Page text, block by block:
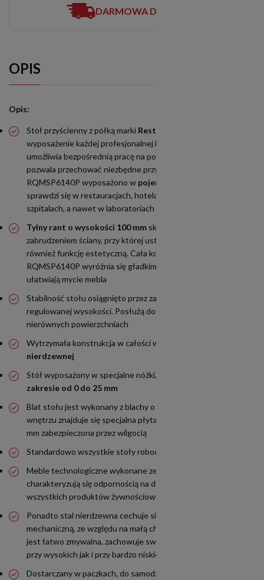
DARMOWA DOSTAWA
OPIS
Opis:
Stół przyścienny z półką marki Resto Quality
wyposażenie każdej profesjonalnej kuchni, ponieważ nie tylko
umożliwia bezpośrednią pracę na powierzchni roboczej, ale i
pozwala przechować niezbędne przybory kuchenne. Model
RQMSP6140P wyposażono w pojemną półkę
sprawdzi się w restauracjach, hotelach, barach, szkołach,
szpitalach, a nawet w laboratoriach
Tylny rant o wysokości 100 mm skutecznie chroni przed
zabrudzeniem ściany, przy której ustawiony jest stół. Pełni
również funkcję estetyczną. Cała konstrukcja modelu
RQMSP6140P wyróżnia się gładkimi krawędziami, które
ułatwiają mycie mebla
Stabilność stołu osiągnięto przez zastosowanie nóżek o
regulowanej wysokości. Posłużą do ustawienia poziomu na
nierównych powierzchniach
Wytrzymała konstrukcja w całości wykonana
nierdzewnej
Stół wyposażony w specjalne nóżki, które można regulować
zakresie od 0 do 25 mm
Blat stołu jest wykonany z blachy o grubości 0,8 mm w jego
wnętrzu znajduje się specjalna płyta MDF o grubości około 18
mm zabezpieczona przez wilgocią
Standardowo wszystkie stoły robocze mają wysokość 850 mm
Meble technologiczne wykonane ze stali nierdzewnej
charakteryzują się odpornością na działanie korozji oraz
wszystkich produktów żywnościowych
Ponadto stal nierdzewna cechuje się wysoką wytrzymałością
mechaniczną, ze względu na małą chropowatość powierzchni
jest łatwo zmywalna, zachowuje swoje właściwości zarówno
przy wysokich jak i przy bardzo niskich temperaturach
Dostarczany w paczkach, do samodzielnego montażu